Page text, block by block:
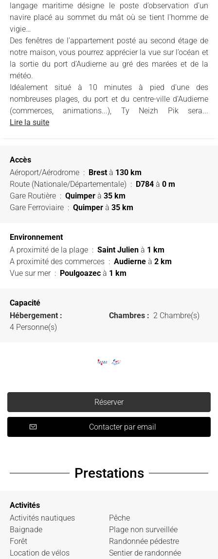
langage maritime désigne le poste d’observation d’un
navire placé au sommet du mât où se tient l’homme de
vigie…
Des fenêtres de l’appartement posté au second étage de
notre maison, vous pourrez apprécier la vue sur l’océan et
la sortie du port d’Audierne au gré des marées et de la
météo.
Idéalement situé à 10 minutes à pied d'une des
nombreuses plages, du port et du centre-ville d'Audierne
(commerces, animations...), Ty Neizh Pik sera...
Lire la suite
Accès
Aéroport/Aérodrome : Brestà 130 km
Route (Nationale/Départementale) : D784 à 0 m
Gare Routière : Quimper à 35 km
Gare Ferroviaire : Quimper à 35 km
Environnement
A proximité de la plage : Saint Julien à 1 km
A proximité des commerces : Audierne à 2 km
Vue sur mer: Poulgoazec à 1 km
Capacité
Hébergement :
4 Personne(s)
Chambres : 2 Chambre(s)
Réserver
Contacter par email
Prestations
Activités
Activités nautiques
Baignade
Forêt
Location de vélos
Pêche
Plage non surveillée
Randonnée pédestre
Sentier de randonnée